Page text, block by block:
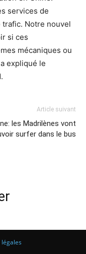
services de
Notre nouvel
si ces
mécaniques ou
expliqué le
Article suivant
les Madrilènes vont
surfer dans le bus